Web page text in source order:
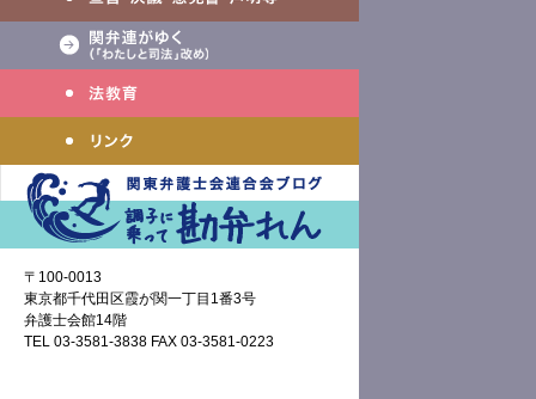
〒100-0013
東京都千代田区霞が関一丁目1番3号
弁護士会館14階
TEL 03-3581-3838 FAX 03-3581-0223